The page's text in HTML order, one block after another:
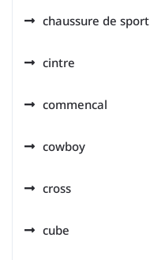
chaussure de sport
cintre
commencal
cowboy
cross
cube